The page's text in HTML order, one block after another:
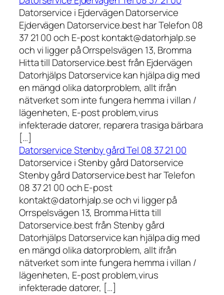
Datorservice i Ejdervägen Datorservice
Ejdervägen Datorservice.best har Telefon 08
37 21 00 och E-post kontakt@datorhjalp.se
och vi ligger på Orrspelsvägen 13, Bromma
Hitta till Datorservice.best från Ejdervägen
Datorhjälps Datorservice kan hjälpa dig med
en mängd olika datorproblem, allt ifrån
nätverket som inte fungera hemma i villan /
lägenheten, E-post problem,virus
infekterade datorer, reparera trasiga bärbara
[…]
Datorservice Stenby gård Tel 08 37 21 00
Datorservice i Stenby gård Datorservice
Stenby gård Datorservice.best har Telefon
08 37 21 00 och E-post
kontakt@datorhjalp.se och vi ligger på
Orrspelsvägen 13, Bromma Hitta till
Datorservice.best från Stenby gård
Datorhjälps Datorservice kan hjälpa dig med
en mängd olika datorproblem, allt ifrån
nätverket som inte fungera hemma i villan /
lägenheten, E-post problem,virus
infekterade datorer, […]